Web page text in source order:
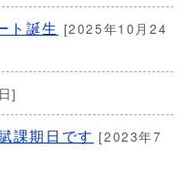
ト誕生 [2025年10月24
]
課期日です [2023年7